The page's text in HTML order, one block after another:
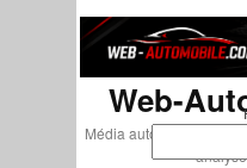
Web-
Média automobile